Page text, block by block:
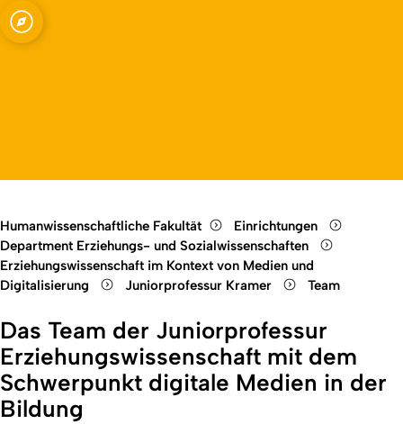
und Bildung
Open quicklink menu
Humanwissenschaftliche Fakultät
Einrichtungen
Department Erziehungs- und Sozialwissenschaften
Erziehungswissenschaft im Kontext von Medien und
Digitalisierung
Juniorprofessur Kramer Team
Das Team der Juniorprofessur
Erziehungswissenschaft mit dem
Schwerpunkt digitale Medien in der
Bildung